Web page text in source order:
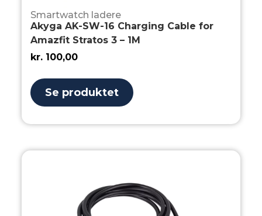
Smartwatch ladere
Akyga AK-SW-16 Charging Cable for
Amazfit Stratos 3 – 1M
kr. 100,00
Se produktet